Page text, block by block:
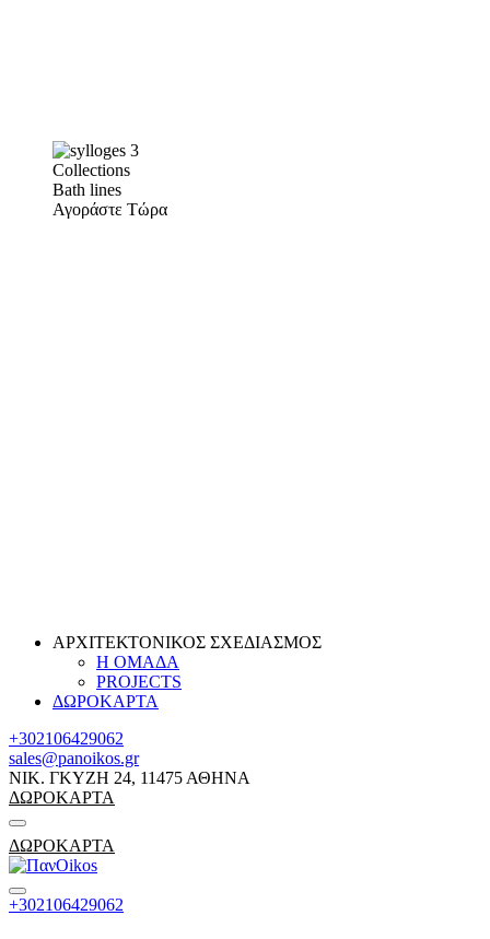
Collections
Bath lines
Αγοράστε Τώρα
ΑΡΧΙΤΕΚΤΟΝΙΚΟΣ ΣΧΕΔΙΑΣΜΟΣ
Η ΟΜΑΔΑ
PROJECTS
ΔΩΡΟΚΑΡΤΑ
+302106429062
sales@panoikos.gr
ΝΙΚ. ΓΚΥΖΗ 24, 11475 ΑΘΗΝΑ
ΔΩΡΟΚΑΡΤΑ
ΔΩΡΟΚΑΡΤΑ
+302106429062